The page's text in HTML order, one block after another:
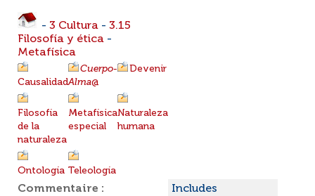
- 3 Cultura - 3.15
Filosofía y ética -
Metafísica
Causalidad
Cuerpo-
Alma@
Devenir
Filosofía
de la
naturaleza
Metafísica
especial
Naturaleza
humana
Ontología Teleología
Commentaire :
Includes